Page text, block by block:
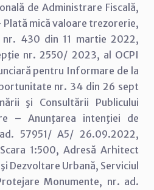
de Administrare Fiscală,
Plată mică valoare trezorerie,
430 din 11 martie 2022,
nr. 2550/ 2023, al OCPI
pentru Informare de la
nr. 34 din 26 sept
şi Consultării Publicului
– Anunţarea intenţiei de
57951/ A5/ 26.09.2022,
1:500, Adresă Arhitect
Dezvoltare Urbană, Serviciul
Monumente, nr. ad.